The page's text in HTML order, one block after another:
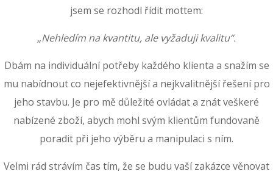
jsem se rozhodl řídit mottem:
„Nehledím na kvantitu, ale vyžaduji kvalitu“.
Dbám na individuální potřeby každého klienta a snažím se
mu nabídnout co nejefektivnější a nejkvalitnější řešení pro
jeho stavbu. Je pro mě důležité ovládat a znát veškeré
nabízené zboží, abych mohl svým klientům fundovaně
poradit při jeho výběru a manipulaci s ním.
Velmi rád strávím čas tím, že se budu vaší zakázce věnovat